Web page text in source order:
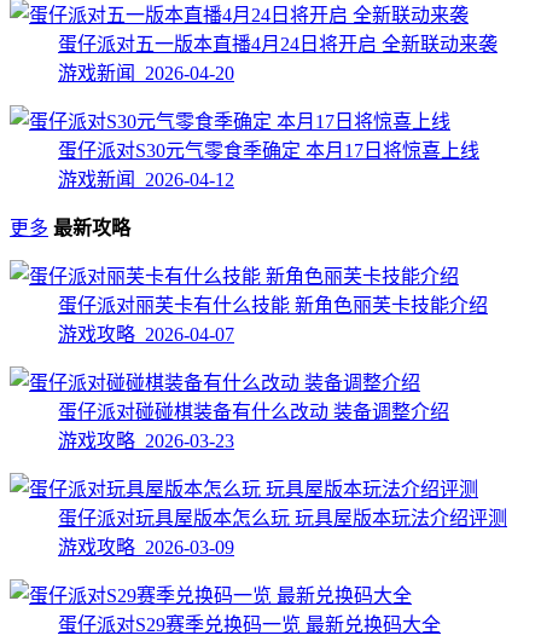
蛋仔派对五一版本直播4月24日将开启 全新联动来袭
游戏新闻 2026-04-20
蛋仔派对S30元气零食季确定 本月17日将惊喜上线
游戏新闻 2026-04-12
更多 最新攻略
蛋仔派对丽芙卡有什么技能 新角色丽芙卡技能介绍
游戏攻略 2026-04-07
蛋仔派对碰碰棋装备有什么改动 装备调整介绍
游戏攻略 2026-03-23
蛋仔派对玩具屋版本怎么玩 玩具屋版本玩法介绍评测
游戏攻略 2026-03-09
蛋仔派对S29赛季兑换码一览 最新兑换码大全